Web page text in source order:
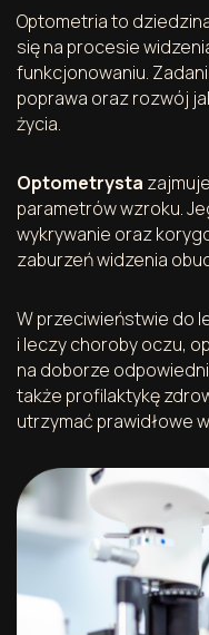
Optometria to
się na procesie
funkcjonowaniu.
poprawa oraz rozwój
życia.
Optometrysta
parametrów wzroku.
wykrywanie oraz
zaburzeń widzenia
W przeciwieństwie do
i leczy choroby oczu,
na doborze
także profilaktykę
utrzymać prawidłowe